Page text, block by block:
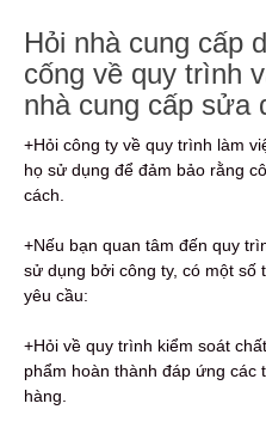
Hỏi nhà cung cấp
cống về quy trình
nhà cung cấp sửa
+Hỏi công ty về quy trình làm
họ sử dụng để đảm bảo rằng
cách.
+Nếu bạn quan tâm đến quy
sử dụng bởi công ty, có một số
yêu cầu:
+Hỏi về quy trình kiểm soát
phẩm hoàn thành đáp ứng các
hàng.